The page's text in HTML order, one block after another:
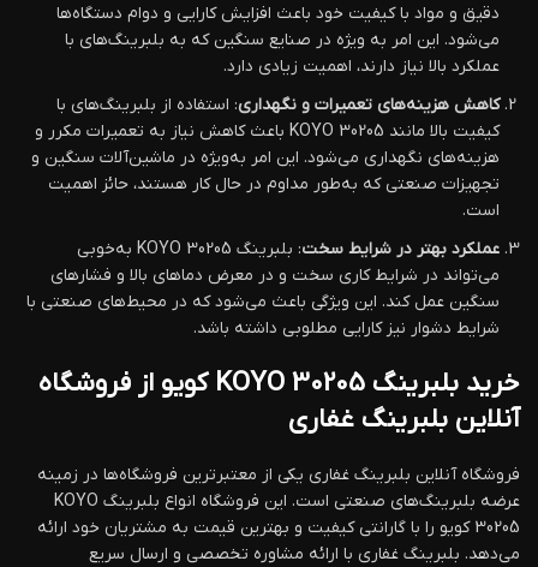
دقیق و مواد با کیفیت خود باعث افزایش کارایی و دوام دستگاه‌ها
می‌شود. این امر به ویژه در صنایع سنگین که به بلبرینگ‌های با
عملکرد بالا نیاز دارند، اهمیت زیادی دارد.
کاهش هزینه‌های تعمیرات و نگهداری: استفاده از بلبرینگ‌های با
کیفیت بالا مانند KOYO 30205 باعث کاهش نیاز به تعمیرات مکرر و
هزینه‌های نگهداری می‌شود. این امر به‌ویژه در ماشین‌آلات سنگین و
تجهیزات صنعتی که به‌طور مداوم در حال کار هستند، حائز اهمیت
است.
عملکرد بهتر در شرایط سخت
: بلبرینگ KOYO 30205 به‌خوبی
می‌تواند در شرایط کاری سخت و در معرض دماهای بالا و فشارهای
سنگین عمل کند. این ویژگی باعث می‌شود که در محیط‌های صنعتی با
شرایط دشوار نیز کارایی مطلوبی داشته باشد.
خرید بلبرینگ KOYO 30205 کویو از فروشگاه
آنلاین بلبرینگ غفاری
فروشگاه آنلاین بلبرینگ غفاری یکی از معتبرترین فروشگاه‌ها در زمینه
عرضه بلبرینگ‌های صنعتی است. این فروشگاه انواع بلبرینگ KOYO
30205 کویو را با گارانتی کیفیت و بهترین قیمت به مشتریان خود ارائه
می‌دهد. بلبرینگ غفاری با ارائه مشاوره تخصصی و ارسال سریع